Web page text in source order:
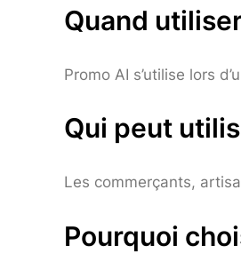
Quand
Promo AI s’utilise lors
Qui peut
Les commerçants,
Pourquoi